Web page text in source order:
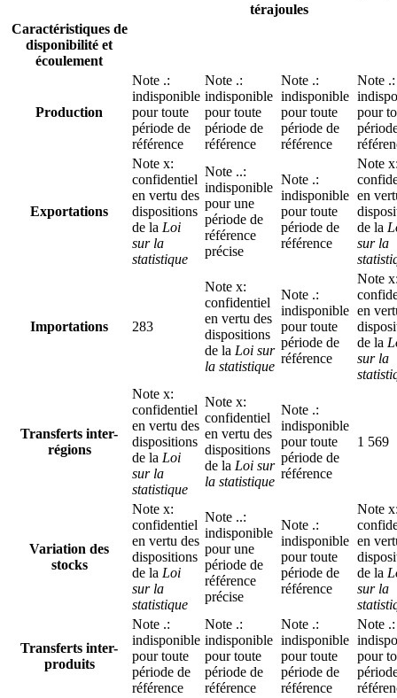
térajoules
Caractéristiques de
disponibilité et
écoulement
Production
Note .:
indisponible
pour toute
période de
référence
Note .:
indisponible
pour toute
période de
référence
Note .:
indisponible
pour toute
période de
référence
Note .:
pour
Exportations
Note x:
confidentiel
en vertu des
dispositions
de la Loi
sur la
statistique
Note ..:
indisponible
pour une
période de
référence
précise
Note .:
indisponible
pour toute
période de
référence
Note x
en
de la
sur la
Importations 283
Note x:
confidentiel
en vertu des
dispositions
de la Loi sur
la statistique
Note .:
indisponible
pour toute
période de
référence
Note x
en
de la
sur la
Transferts inter-
régions
Note x:
confidentiel
en vertu des
dispositions
de la Loi
sur la
statistique
Note x:
confidentiel
en vertu des
dispositions
de la Loi sur
la statistique
Note .:
indisponible
pour toute
période de
référence
1 569
Variation des
stocks
Note x:
confidentiel
en vertu des
dispositions
de la Loi
sur la
statistique
Note ..:
indisponible
pour une
période de
référence
précise
Note .:
indisponible
pour toute
période de
référence
Note x
en
de la
sur la
Transferts inter-
produits
Note .:
indisponible
pour toute
période de
référence
Note .:
indisponible
pour toute
période de
référence
Note .:
indisponible
pour toute
période de
référence
Note .:
pour